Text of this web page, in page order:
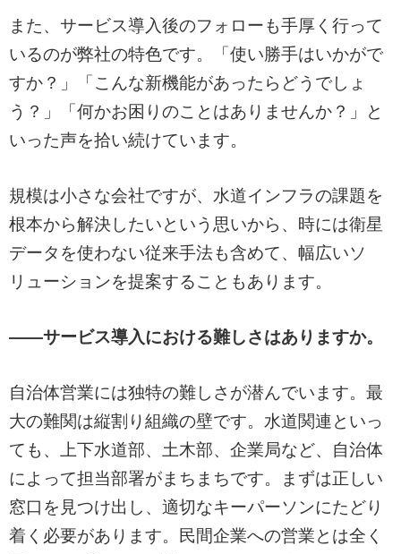
また、サービス導入後のフォローも手厚く行って
いるのが弊社の特色です。「使い勝手はいかがで
すか？」「こんな新機能があったらどうでしょ
う？」「何かお困りのことはありませんか？」と
いった声を拾い続けています。
規模は小さな会社ですが、水道インフラの課題を
根本から解決したいという思いから、時には衛星
データを使わない従来手法も含めて、幅広いソ
リューションを提案することもあります。
——サービス導入における難しさはありますか。
自治体営業には独特の難しさが潜んでいます。最
大の難関は縦割り組織の壁です。水道関連といっ
ても、上下水道部、土木部、企業局など、自治体
によって担当部署がまちまちです。まずは正しい
窓口を見つけ出し、適切なキーパーソンにたどり
着く必要があります。民間企業への営業とは全く